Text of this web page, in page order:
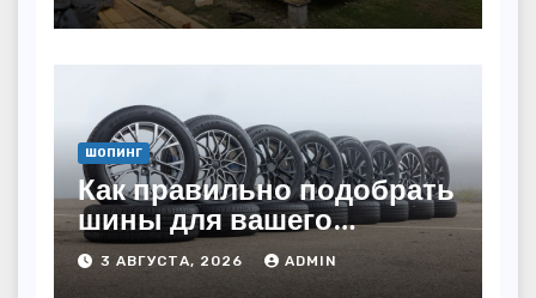
ШОПИНГ
Как правильно подобрать
шины для вашего
автомобиля: полное
руководство
3 АВГУСТА, 2026 ADMIN